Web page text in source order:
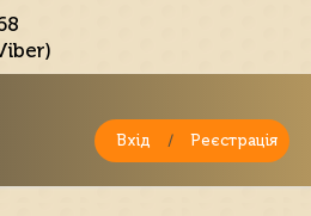
Вхід / Реєстрація